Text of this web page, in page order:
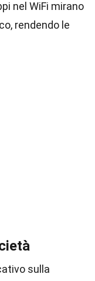
nel WiFi mirano
rendendo le
sulla